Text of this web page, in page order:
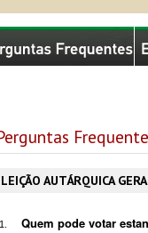
AUTÁRQUICA
Quem pode votar
Nacional de Eleições